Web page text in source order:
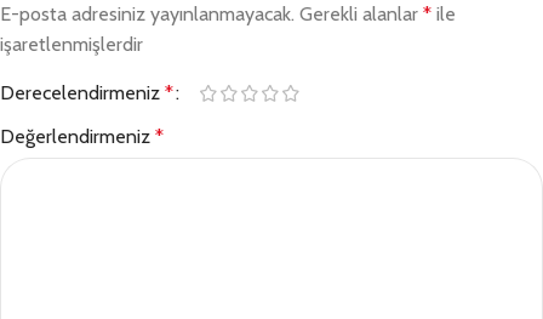
E-posta adresiniz yayınlanmayacak. Gerekli alanlar * ile
işaretlenmişlerdir
Derecelendirmeniz *
Değerlendirmeniz *